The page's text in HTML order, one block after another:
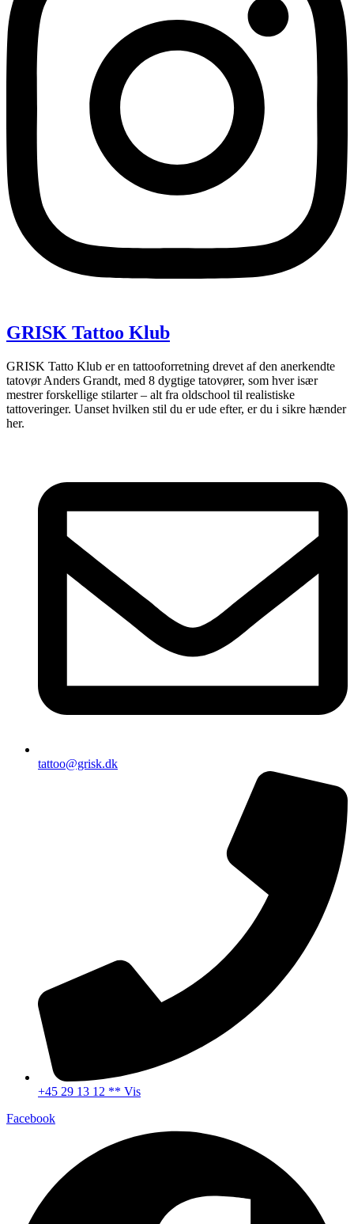
GRISK Tattoo Klub
GRISK Tatto Klub er en tattooforretning drevet af den anerkendte
tatovør Anders Grandt, med 8 dygtige tatovører, som hver især
mestrer forskellige stilarter – alt fra oldschool til realistiske
tattoveringer. Uanset hvilken stil du er ude efter, er du i sikre hænder
her.
tattoo@grisk.dk
+45 29 13 12 ** Vis
Facebook